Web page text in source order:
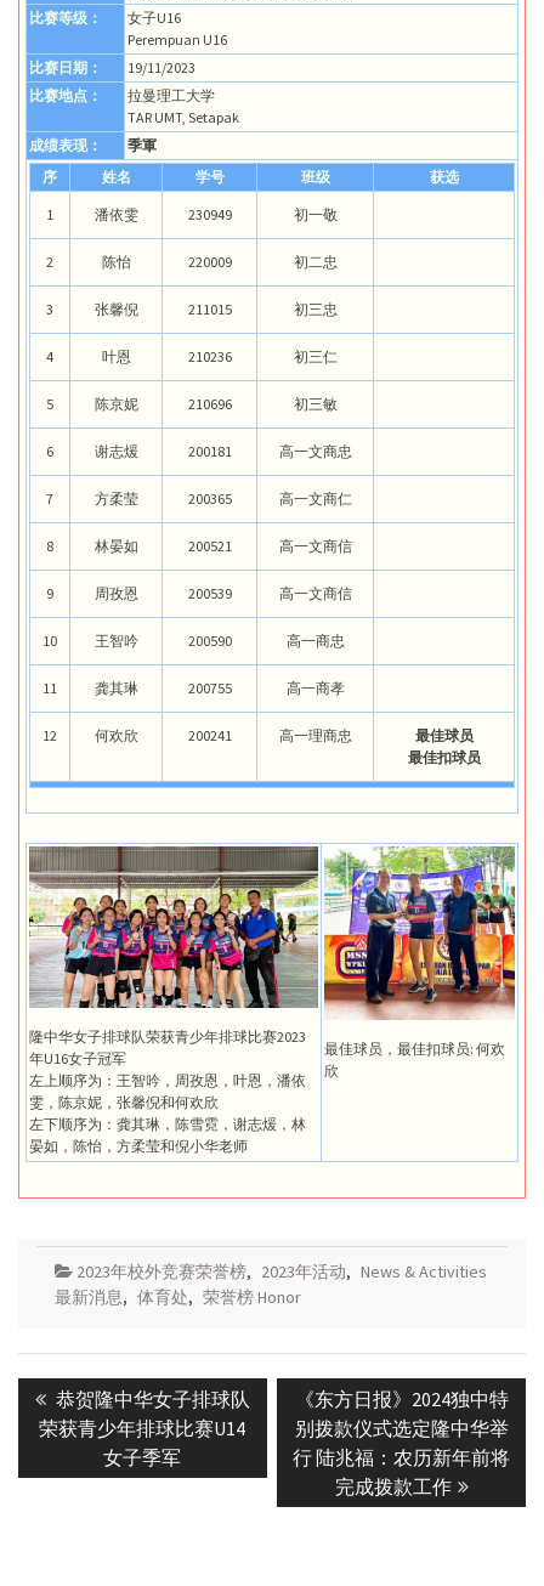
比赛等级：
女子U16
Perempuan U16
比赛日期：
19/11/2023
比赛地点：
拉曼理工大学
TAR UMT, Setapak
成绩表现：
季軍
序
姓名 学号 班级 获选
1 潘依雯 230949 初一敬
2 陈怡 220009 初二忠
3 张馨倪 211015 初三忠
4 叶恩 210236 初三仁
5 陈京妮 210696 初三敏
6 谢志煖 200181 高一文商忠
7 方柔莹 200365 高一文商仁
8 林晏如 200521 高一文商信
9 周孜恩 200539 高一文商信
10 王智吟 200590 高一商忠
11 龚其琳 200755 高一商孝
12 何欢欣 200241 高一理商忠
最佳球员
最佳扣球员
隆中华女子排球队荣获青少年排球比赛2023
年U16女子冠军
左上顺序为：王智吟，周孜恩，叶恩，潘依
雯，陈京妮，张馨倪和何欢欣
左下顺序为：龚其琳，陈雪霓，谢志煖，林
晏如，陈怡，方柔莹和倪小华老师
最佳球员，最佳扣球员: 何欢
欣
2023年校外竞赛荣誉榜, 2023年活动, News & Activities
最新消息, 体育处, 荣誉榜 Honor
navigation
Previous
post:
恭贺隆中华女子排球队
荣获青少年排球比赛U14
女子季军
Next
post:
《东方日报》2024独中特
别拨款仪式选定隆中华举
行 陆兆福：农历新年前将
完成拨款工作